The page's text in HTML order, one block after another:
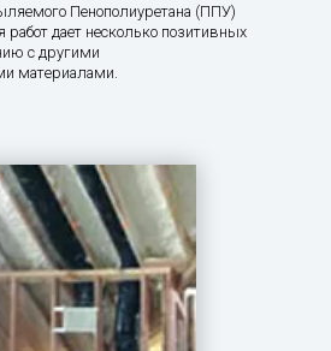
Пенополиуретана (ППУ)
работ дает несколько позитивных
с другими
материалами.